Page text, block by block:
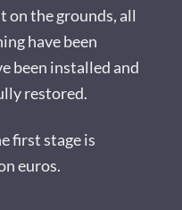
on the grounds, all
have been
been installed and
restored.
first stage is
euros.